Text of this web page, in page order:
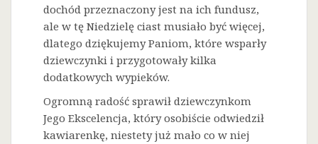
dochód przeznaczony jest na ich fundusz,
ale w tę Niedzielę ciast musiało być więcej,
dlatego dziękujemy Paniom, które wsparły
dziewczynki i przygotowały kilka
dodatkowych wypieków.
Ogromną radość sprawił dziewczynkom
Jego Ekscelencja, który osobiście odwiedził
kawiarenkę, niestety już mało co w niej